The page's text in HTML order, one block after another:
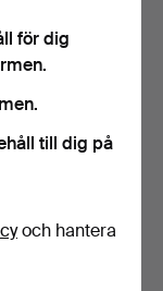
för dig
till dig på
och hantera